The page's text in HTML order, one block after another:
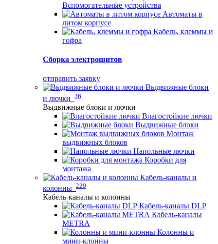
Вспомогательные устройства
Автоматы в
литом корпусе
Кабель, клеммы и
гофра
Сборка электрощитов
отправить заявку
Выдвижные блоки
и лючки 36
Выдвижные блоки и лючки
Влагостойкие лючки
Выдвижные блоки
Монтаж
выдвижных блоков
Напольные лючки
Коробки для
монтажа
Кабель-каналы и
колонны 229
Кабель-каналы и колонны
Кабель-каналы DLP
Кабель-каналы
METRA
Колонны и
мини-клонны